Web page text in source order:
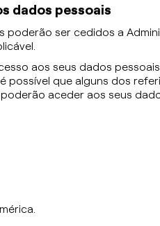
dados pessoais
poderão ser cedidos a
aos seus dados
possível que alguns dos
aceder aos seus